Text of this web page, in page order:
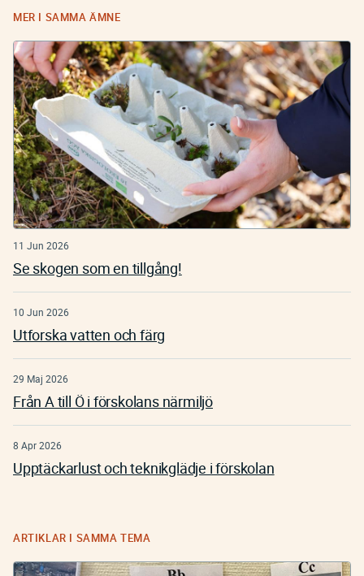
MER I SAMMA ÄMNE
11 Jun 2026
Se skogen som en tillgång!
10 Jun 2026
Utforska vatten och färg
29 Maj 2026
Från A till Ö i förskolans närmiljö
8 Apr 2026
Upptäckarlust och teknikglädje i förskolan
ARTIKLAR I SAMMA TEMA